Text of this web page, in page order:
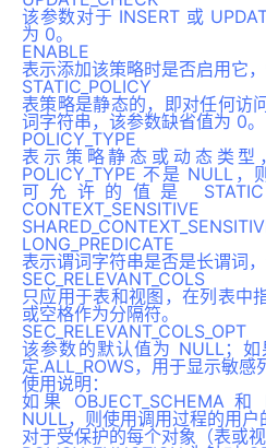
该参数对于 INSERT 或
为 0。
ENABLE
表示添加该策略时是否启用它，
STATIC_POLICY
表策略是静态的，即对任何访
词字符串，该参数缺省值为 0。
POLICY_TYPE
表示策略静态或动态类型
POLICY_TYPE 不是 NULL，
可允许的值是 STATIC、
LONG_PREDICATE
表示谓词字符串是否是长谓词
SEC_RELEVANT_COLS
只应用于表和视图，在列表中
或空格作为分隔符。
SEC_RELEVANT_COLS_OPT
该参数的默认值为 NULL；
定.ALL_ROWS，用于显示敏感
使用说明：
如果 OBJECT_SCHEMA 和
NULL，则使用调用过程的用户
对于受保护的每个对象（表或